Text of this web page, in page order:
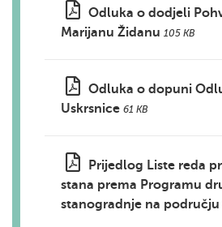
Odluka o dodjeli
Marijanu Židanu 105 KB
Odluka o dopuni
Uskrsnice 61 KB
Prijedlog Liste reda
stana prema Programu
stanogradnje na području